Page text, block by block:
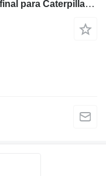
Caterpillar 10R-8431 transmisión final para Caterpillar 777 F/G volquete rígido